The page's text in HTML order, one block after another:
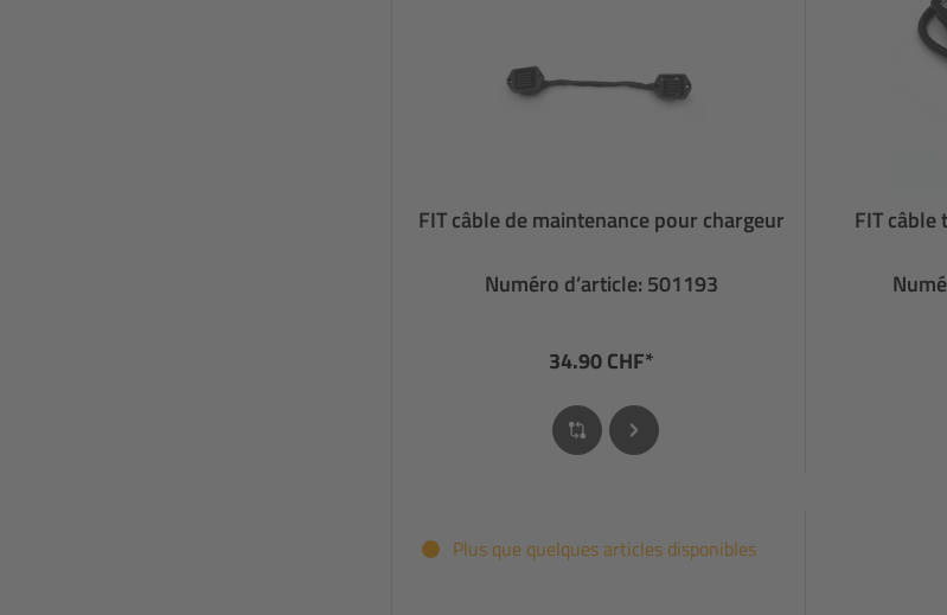
FIT câble de maintenance pour chargeur
Numéro d’article: 501193
34.90 CHF*
FIT câble
Plus que quelques articles disponibles